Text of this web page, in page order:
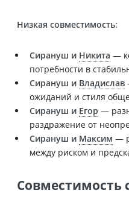
Низкая совместимость:
Сирануш и Никита —
потребности в
Сирануш и Владислав
ожиданий и стиля
Сирануш и Егор —
раздражение от
Сирануш и Максим —
между риском и
Совместимость